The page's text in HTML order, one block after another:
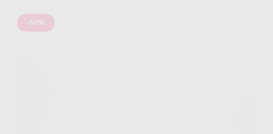
-50%